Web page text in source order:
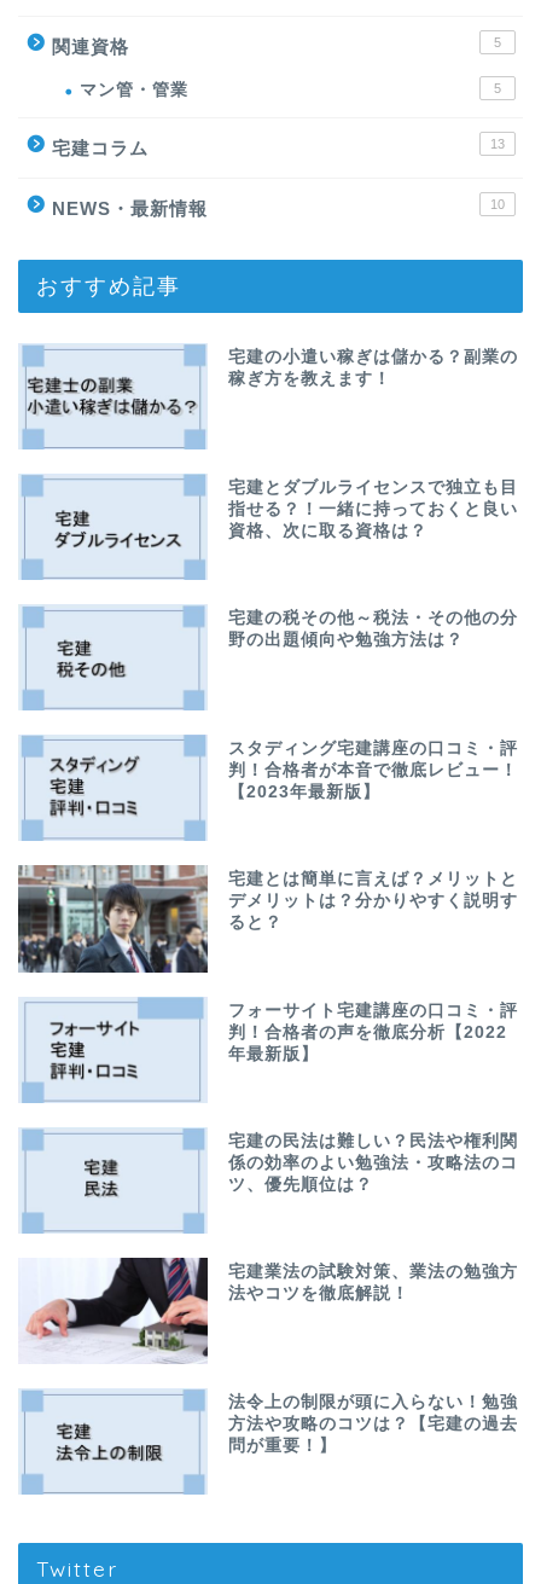
関連資格 5
マン管・管業 5
宅建コラム 13
NEWS・最新情報 10
おすすめ記事
宅建の小遣い稼ぎは儲かる？副業の
稼ぎ方を教えます！
宅建とダブルライセンスで独立も目
指せる？！一緒に持っておくと良い
資格、次に取る資格は？
宅建の税その他～税法・その他の分
野の出題傾向や勉強方法は？
スタディング宅建講座の口コミ・評
判！合格者が本音で徹底レビュー！
【2023年最新版】
宅建とは簡単に言えば？メリットと
デメリットは？分かりやすく説明す
ると？
フォーサイト宅建講座の口コミ・評
判！合格者の声を徹底分析【2022
年最新版】
宅建の民法は難しい？民法や権利関
係の効率のよい勉強法・攻略法のコ
ツ、優先順位は？
宅建業法の試験対策、業法の勉強方
法やコツを徹底解説！
法令上の制限が頭に入らない！勉強
方法や攻略のコツは？【宅建の過去
問が重要！】
Twitter